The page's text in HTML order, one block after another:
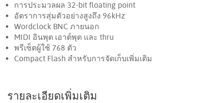
การประมวลผล 32-bit floating point
อัตราการสุ่มตัวอย่างสูงถึง 96kHz
Wordclock BNC ภายนอก
MIDI อินพุต เอาต์พุต และ thru
พรีเซ็ตผู้ใช้ 768 ตัว
Compact Flash สำหรับการจัดเก็บเพิ่มเติม
รายละเอียดเพิ่มเติม